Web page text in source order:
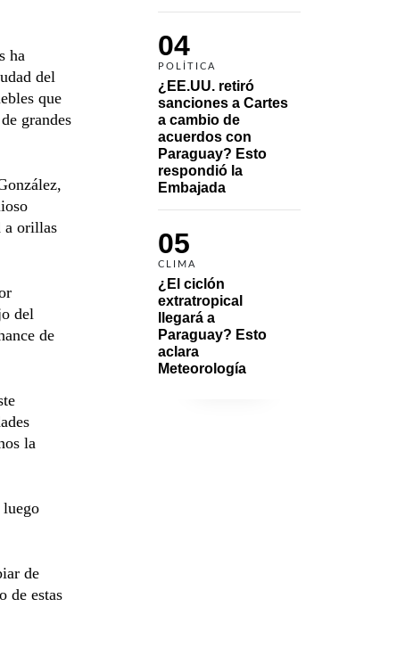
04
POLÍTICA
¿EE.UU. retiró
sanciones a Cartes
a cambio de
acuerdos con
Paraguay? Esto
respondió la
Embajada
05
CLIMA
¿El ciclón
extratropical
llegará a
Paraguay? Esto
aclara
Meteorología
ha
del
que
grandes
a orillas
del
de
la
luego
de
de estas